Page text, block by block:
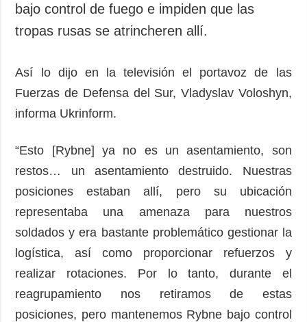
bajo control de fuego e impiden que las
tropas rusas se atrincheren allí.
Así lo dijo en la televisión el portavoz de las
Fuerzas de Defensa del Sur, Vladyslav Voloshyn,
informa Ukrinform.
“Esto [Rybne] ya no es un asentamiento, son
restos… un asentamiento destruido. Nuestras
posiciones estaban allí, pero su ubicación
representaba una amenaza para nuestros
soldados y era bastante problemático gestionar la
logística, así como proporcionar refuerzos y
realizar rotaciones. Por lo tanto, durante el
reagrupamiento nos retiramos de estas
posiciones, pero mantenemos Rybne bajo control